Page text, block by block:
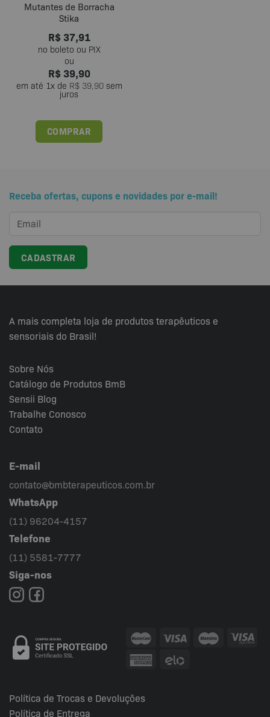
Mutantes de Borracha
Stika
R$37,91
R$39,90
em até 1x de R$39,90sem
juros
COMPRAR
Receba ofertas, cupons e novidades por e-mail!
A mais completa loja de produtos terapêuticos e
sensoriais do Brasil!
Sobre Nós
Catálogo de Produtos BmB
Sensii Blog
Trabalhe Conosco
Contato
E-mail
contato@bmbterapeuticos.com.br
WhatsApp
(11) 96204-4157
Telefone
(11) 5581-7777
Siga-nos
Política de Trocas e Devoluções
Política de Entrega